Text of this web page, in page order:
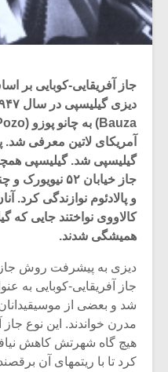
جاز آفریقایی-کوبایی بر
آمریکای لاتین معرفی شد.
گیلیسپی شد. گیلیسپی
جاز خیابان ۵۲
و پالادئوم نوازندگی
کالاووی نواختند جایی که
همیشگی شدند.
دیزی به پیشرفت روش جاز
جاز آفریقایی-کوبایی به
شد و بعضی از
مدرن خواندند. این نوع
هیچ گاه شهرتش کاهش
کرد تا با ریتمهای آن